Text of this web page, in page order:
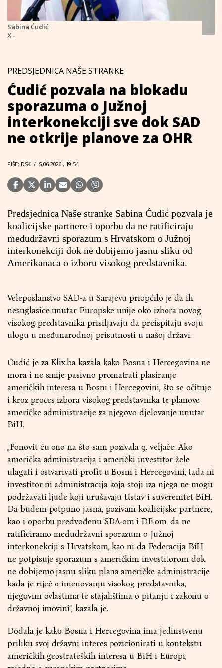
Sabina Ćudić
X -
PREDSJEDNICA NAŠE STRANKE
Ćudić pozvala na blokadu
sporazuma o Južnoj
interkonekciji sve dok SAD
ne otkrije planove za OHR
PIŠE: DSK / 5.06.2026., 19:54
Predsjednica Naše stranke Sabina Ćudić pozvala je
koalicijske partnere i oporbu da ne ratificiraju
međudržavni sporazum s Hrvatskom o Južnoj
interkonekciji dok ne dobijemo jasnu sliku od
Amerikanaca o izboru visokog predstavnika.
Veleposlanstvo SAD-a u Sarajevu priopćilo je da ih
nesuglasice unutar Europske unije oko izbora novog
visokog predstavnika prisiljavaju da preispitaju svoju
ulogu u međunarodnoj prisutnosti u našoj državi.
Ćudić je za Klix.ba kazala kako Bosna i Hercegovina ne
mora i ne smije pasivno promatrati plasiranje
američkih interesa u Bosni i Hercegovini, što se očituje
i kroz proces izbora visokog predstavnika te planove
američke administracije za njegovo djelovanje unutar
BiH.
„Ponovit ću ono na što sam pozivala 9. veljače: Ako
američka administracija i američki investitor žele
ulagati i ostvarivati profit u Bosni i Hercegovini, tada ni
investitor ni administracija koja stoji iza njega ne mogu
podržavati ljude koji urušavaju Ustav i suverenitet BiH.
Da budem potpuno jasna, pozivam koalicijske partnere,
kao i oporbu predvođenu SDA-om i DF-om, da ne
ratificiramo međudržavni sporazum o Južnoj
interkonekciji s Hrvatskom, kao ni da Federacija BiH
ne potpisuje sporazum s američkim investitorom dok
ne dobijemo jasnu sliku plana američke administracije
kada je riječ o imenovanju visokog predstavnika,
njegovim ovlastima te stajalištima o pitanju i zakonu o
državnoj imovini“, kazala je.
Dodala je kako Bosna i Hercegovina ima jedinstvenu
priliku svoj državni interes pozicionirati u kontekstu
američkih geostrateških interesa u BiH i Europi,